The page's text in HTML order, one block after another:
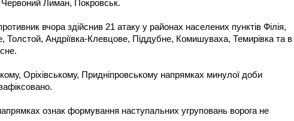
Лиман, Покровськ.
вчора здійснив 21 атаку у районах населених пунктів Філія,
Толстой, Андріївка-Клевцове, Піддубне, Комишуваха, Темирівка та в
Оріхівському, Придніпровському напрямках минулої доби
ознак формування наступальних угруповань ворога не